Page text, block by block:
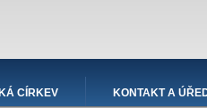
CÍRKEV KONTAKT A